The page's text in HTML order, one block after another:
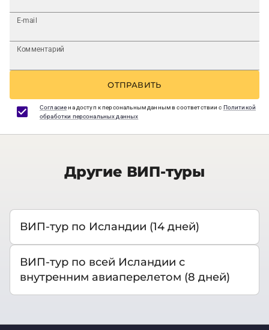
E-mail
Комментарий
ОТПРАВИТЬ
Согласиена доступ к персональным данным в соответствии с Политикой
обработки персональных данных
Другие ВИП-туры
ВИП-тур по Исландии (14 дней)
ВИП-тур по всей Исландии с
внутренним авиаперелетом (8 дней)